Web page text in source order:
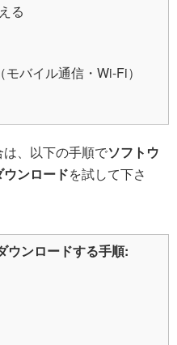
る
バイル通信・Wi-Fi）
は、以下の手順でソフトウ
ンロードを試して下さ
ウンロードする手順: